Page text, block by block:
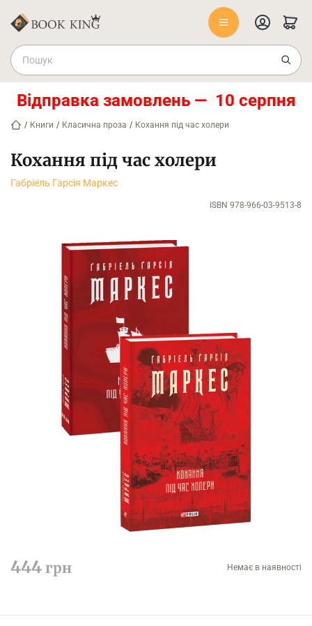
Відправка замовлень — 10 серпня
/ Книги / Класична проза / Кохання під час холери
Кохання під час холери
Габріель Гарсія Маркес
ISBN 978-966-03-9513-8
444 грн Немає в наявності